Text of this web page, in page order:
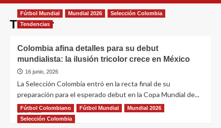
Tricolor
Fútbol Mundial Mundial 2026
Selección Colombia
Tendencias
Colombia afina detalles para su debut
mundialista: la ilusión tricolor crece en México
16 junio, 2026
La Selección Colombia entró en la recta final de su
preparación para el esperado debut en la Copa Mundial de...
Leer más
Fútbol Colombiano Fútbol Mundial
Mundial 2026
Selección Colombia